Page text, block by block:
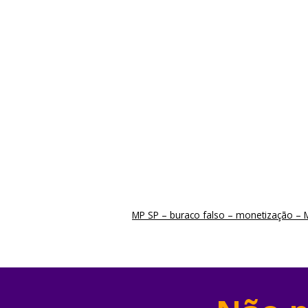
MP SP – buraco falso – monetização –